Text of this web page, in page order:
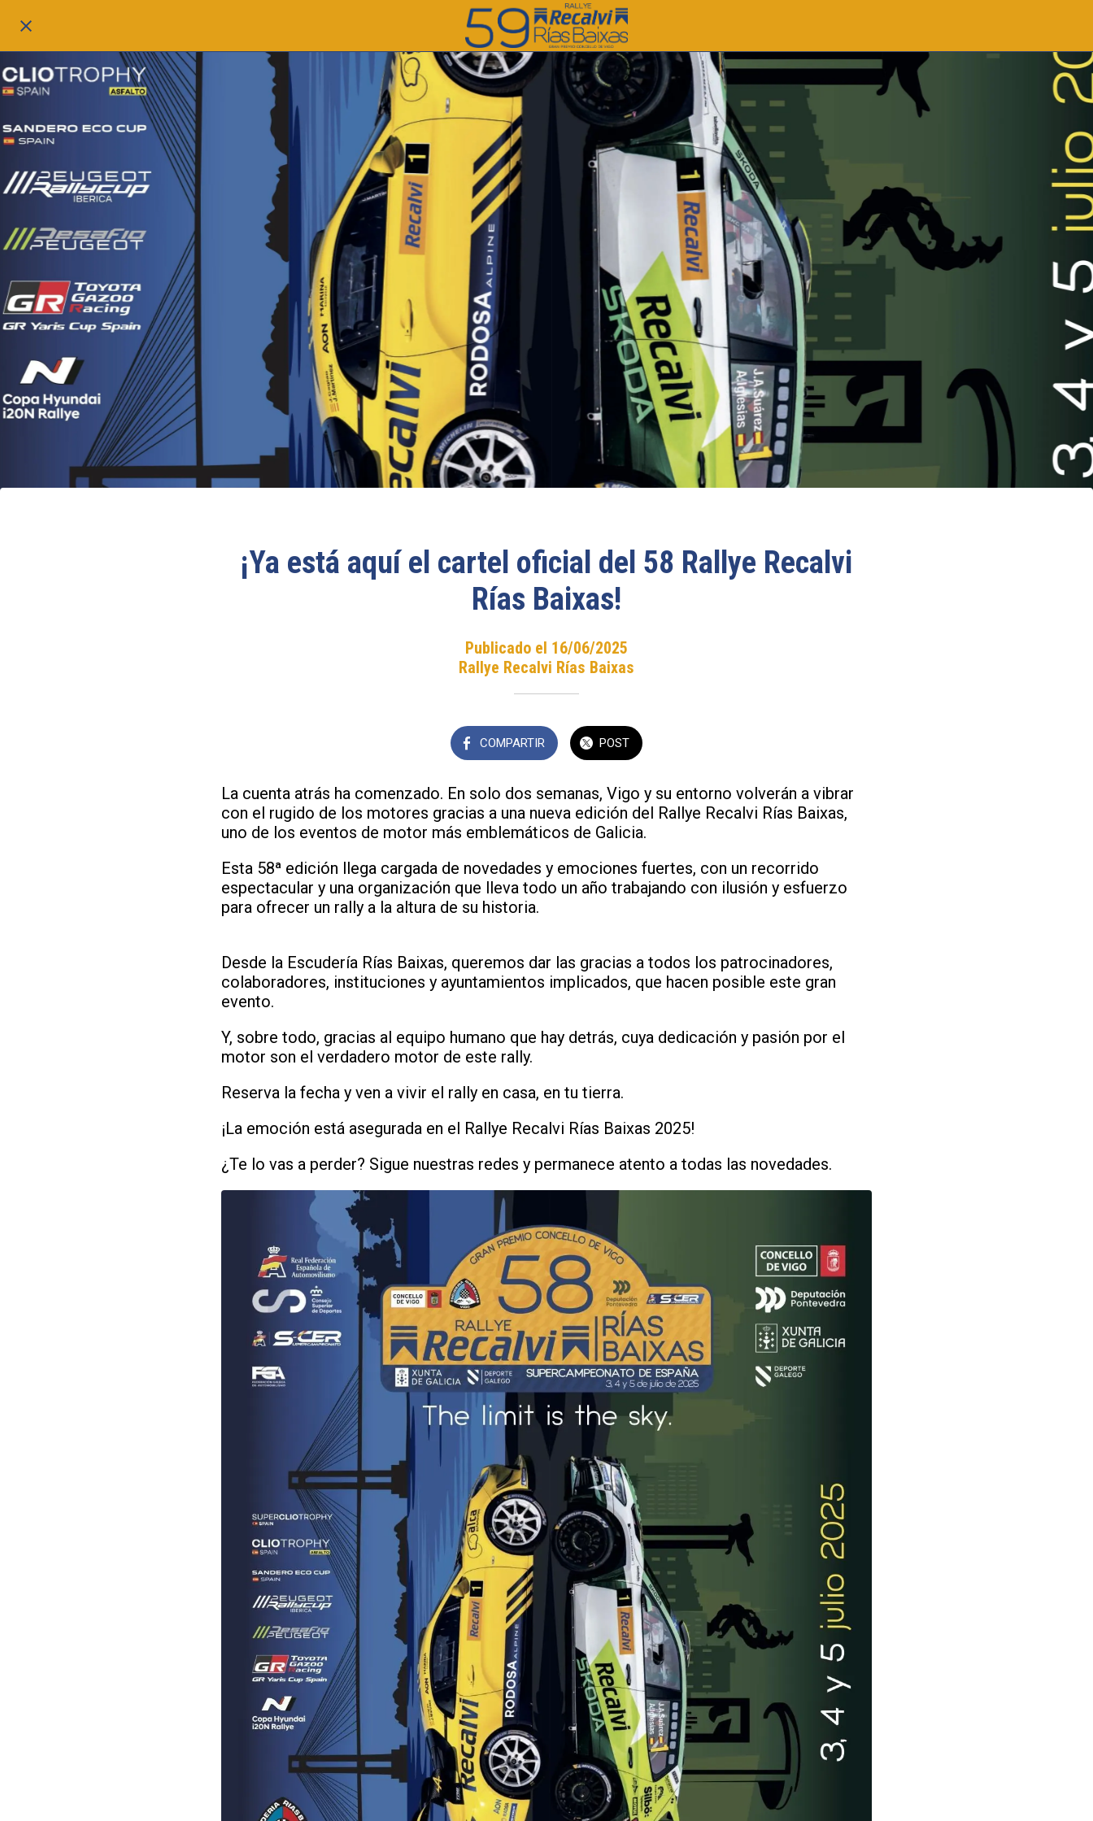
¡Ya está aquí el cartel oficial del 58 Rallye Recalvi
Rías Baixas!
Publicado el 16/06/2025
Rallye Recalvi Rías Baixas
COMPARTIR POST
La cuenta atrás ha comenzado. En solo dos semanas, Vigo y su entorno volverán a vibrar
con el rugido de los motores gracias a una nueva edición del Rallye Recalvi Rías Baixas,
uno de los eventos de motor más emblemáticos de Galicia.
Esta 58ª edición llega cargada de novedades y emociones fuertes, con un recorrido
espectacular y una organización que lleva todo un año trabajando con ilusión y esfuerzo
para ofrecer un rally a la altura de su historia.
Desde la Escudería Rías Baixas, queremos dar las gracias a todos los patrocinadores,
colaboradores, instituciones y ayuntamientos implicados, que hacen posible este gran
evento.
Y, sobre todo, gracias al equipo humano que hay detrás, cuya dedicación y pasión por el
motor son el verdadero motor de este rally.
Reserva la fecha y ven a vivir el rally en casa, en tu tierra.
¡La emoción está asegurada en el Rallye Recalvi Rías Baixas 2025!
¿Te lo vas a perder? Sigue nuestras redes y permanece atento a todas las novedades.